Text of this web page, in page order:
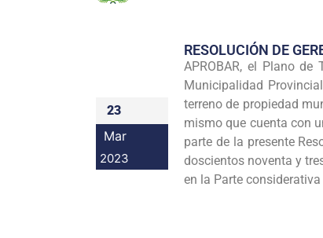
23
Mar
2023
RESOLUCIÓN DE
APROBAR, el Plano
Municipalidad
terreno de propiedad
mismo que cuenta con
parte de la presente
doscientos noventa y
en la Parte